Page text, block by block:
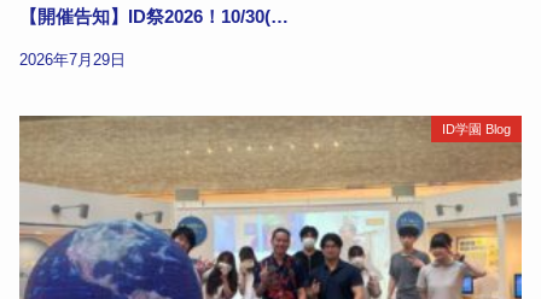
【開催告知】ID祭2026！10/30(…
2026年7月29日
ID学園 Blog